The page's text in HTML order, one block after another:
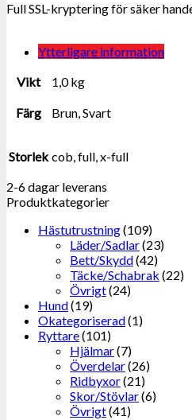
Full SSL-kryptering för säker
Ytterligare information
Vikt
1,0 kg
Färg Brun, Svart
Storlek cob, full, x-full
2-6 dagar leverans
Produktkategorier
Hästutrustning(109)
Läder/Sadlar(23)
Bett/Skydd(42)
Täcke/Schabrak (22)
Övrigt(24)
Hund(19)
Okategoriserad(1)
Ryttare(101)
Hjälmar(7)
Överdelar(26)
Ridbyxor(21)
Skor/Stövlar(6)
Övrigt(41)